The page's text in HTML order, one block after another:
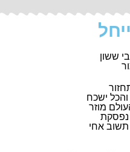
ששון
ישכח
מוזר
אחי